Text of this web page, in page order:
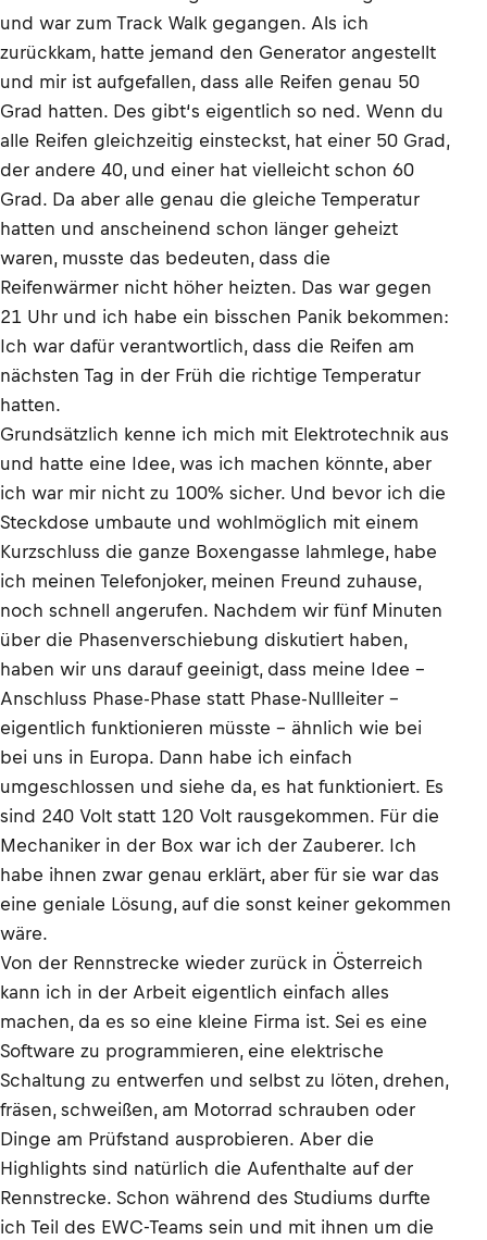
und war zum Track Walk gegangen. Als ich
zurückkam, hatte jemand den Generator angestellt
und mir ist aufgefallen, dass alle Reifen genau 50
Grad hatten. Des gibt‘s eigentlich so ned. Wenn du
alle Reifen gleichzeitig einsteckst, hat einer 50 Grad,
der andere 40, und einer hat vielleicht schon 60
Grad. Da aber alle genau die gleiche Temperatur
hatten und anscheinend schon länger geheizt
waren, musste das bedeuten, dass die
Reifenwärmer nicht höher heizten. Das war gegen
21 Uhr und ich habe ein bisschen Panik bekommen:
Ich war dafür verantwortlich, dass die Reifen am
nächsten Tag in der Früh die richtige Temperatur
hatten.
Grundsätzlich kenne ich mich mit Elektrotechnik aus
und hatte eine Idee, was ich machen könnte, aber
ich war mir nicht zu 100% sicher. Und bevor ich die
Steckdose umbaute und wohlmöglich mit einem
Kurzschluss die ganze Boxengasse lahmlege, habe
ich meinen Telefonjoker, meinen Freund zuhause,
noch schnell angerufen. Nachdem wir fünf Minuten
über die Phasenverschiebung diskutiert haben,
haben wir uns darauf geeinigt, dass meine Idee -
Anschluss Phase-Phase statt Phase-Nullleiter -
eigentlich funktionieren müsste - ähnlich wie bei
bei uns in Europa. Dann habe ich einfach
umgeschlossen und siehe da, es hat funktioniert. Es
sind 240 Volt statt 120 Volt rausgekommen. Für die
Mechaniker in der Box war ich der Zauberer. Ich
habe ihnen zwar genau erklärt, aber für sie war das
eine geniale Lösung, auf die sonst keiner gekommen
wäre.
Von der Rennstrecke wieder zurück in Österreich
kann ich in der Arbeit eigentlich einfach alles
machen, da es so eine kleine Firma ist. Sei es eine
Software zu programmieren, eine elektrische
Schaltung zu entwerfen und selbst zu löten, drehen,
fräsen, schweißen, am Motorrad schrauben oder
Dinge am Prüfstand ausprobieren. Aber die
Highlights sind natürlich die Aufenthalte auf der
Rennstrecke. Schon während des Studiums durfte
ich Teil des EWC-Teams sein und mit ihnen um die